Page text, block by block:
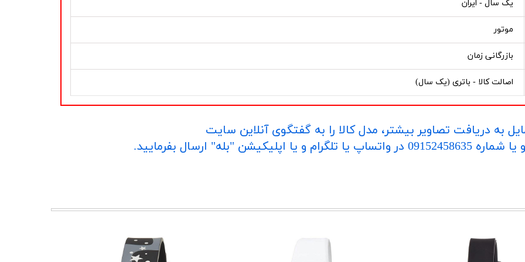
یک سال - ایران
موتور
بازرگانی زمان
اصالت کالا - باتری (یک سال)
به دریافت تصاویر بیشتر، مدل کالا را به گفتگوی آنلاین سایت
"بله" ارسال بفرمایید.